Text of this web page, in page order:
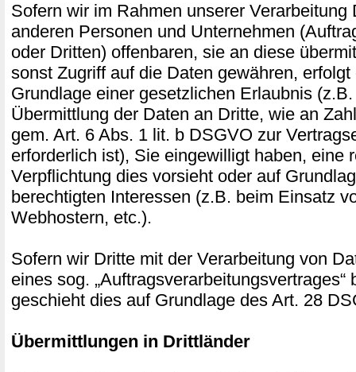
Sofern wir im Rahmen unserer Verarbeitung
anderen Personen und Unternehmen
oder Dritten) offenbaren, sie an diese
sonst Zugriff auf die Daten gewähren, erfolgt
Grundlage einer gesetzlichen Erlaubnis
Übermittlung der Daten an Dritte, wie an
gem. Art. 6 Abs. 1 lit. b DSGVO zur
erforderlich ist), Sie eingewilligt haben, eine
Verpflichtung dies vorsieht oder auf
berechtigten Interessen (z.B. beim Einsatz
Webhostern, etc.).
Sofern wir Dritte mit der Verarbeitung von
eines sog. „Auftragsverarbeitungsvertrages“
geschieht dies auf Grundlage des Art. 28
Übermittlungen in Drittländer